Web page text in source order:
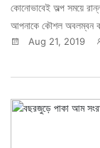
কোনোভাবেই অল্প সময়ে
আপনাকে কৌশল অবলম্বন
Aug 21, 2019